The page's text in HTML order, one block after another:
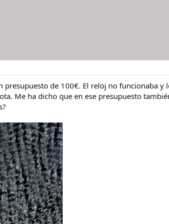
de 100€. El reloj no funcionaba y
Me ha dicho que en ese presupuesto